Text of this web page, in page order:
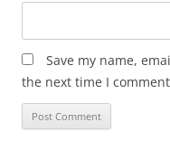
Save my name,
the next time I